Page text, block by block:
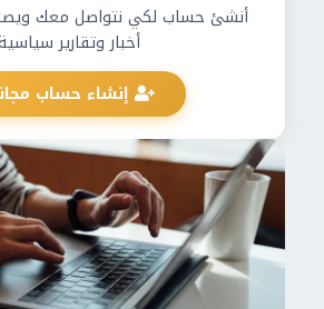
أنشئ حساب لكي نتواصل معك
أخبار وتقارير
إنشاء حساب